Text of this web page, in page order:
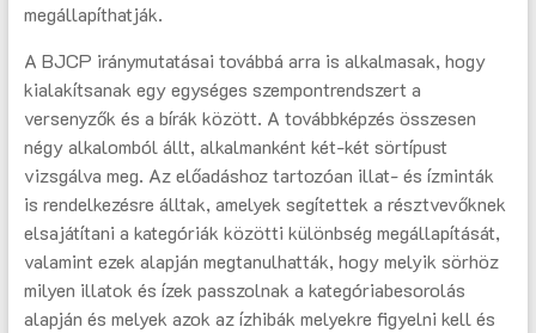
megállapíthatják.
A BJCP iránymutatásai továbbá arra is alkalmasak, hogy
kialakítsanak egy egységes szempontrendszert a
versenyzők és a bírák között. A továbbképzés összesen
négy alkalomból állt, alkalmanként két-két sörtípust
vizsgálva meg. Az előadáshoz tartozóan illat- és ízminták
is rendelkezésre álltak, amelyek segítettek a résztvevőknek
elsajátítani a kategóriák közötti különbség megállapítását,
valamint ezek alapján megtanulhatták, hogy melyik sörhöz
milyen illatok és ízek passzolnak a kategóriabesorolás
alapján és melyek azok az ízhibák melyekre figyelni kell és